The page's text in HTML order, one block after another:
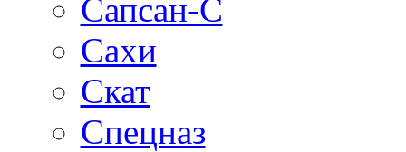
Сапсан-С
Сахи
Скат
Спецназ